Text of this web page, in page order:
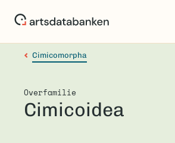
Cimicomorpha
Overfamilie
Cimicoidea